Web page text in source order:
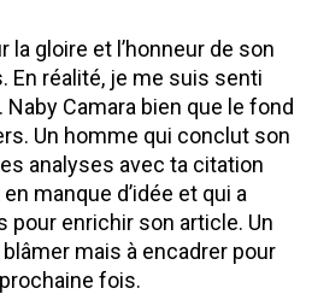
la gloire et l’honneur de son
En réalité, je me suis senti
Naby Camara bien que le fond
Un homme qui conclut son
analyses avec ta citation
manque d’idée et qui a
pour enrichir son article. Un
mais à encadrer pour
fois.